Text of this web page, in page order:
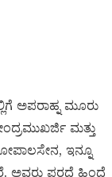
ಅಪರಾಹ್ನ ಮೂರು
ಮತ್ತು
ಇನ್ನೂ
ಅವರು ಪರದೆ ಹಿಂದೆ